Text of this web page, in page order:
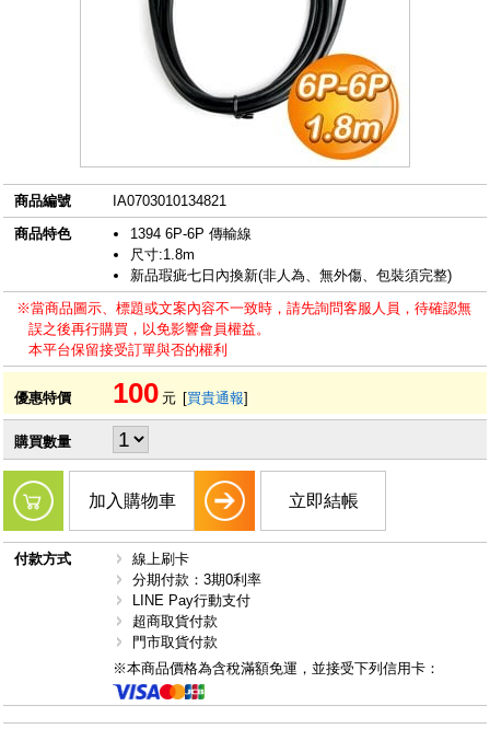
商品編號
IA0703010134821
商品特色
1394 6P-6P 傳輸線
尺寸:1.8m
新品瑕疵七日內換新(非人為、無外傷、包裝須完整)
※當商品圖示、標題或文案內容不一致時，請先詢問客服人員，待確認無
誤之後再行購買，以免影響會員權益。
本平台保留接受訂單與否的權利
優惠特價 100 元 [買貴通報]
購買數量
加入購物車 立即結帳
付款方式
線上刷卡
分期付款：3期0利率
LINE Pay行動支付
超商取貨付款
門市取貨付款
※本商品價格為含稅滿額免運，並接受下列信用卡：